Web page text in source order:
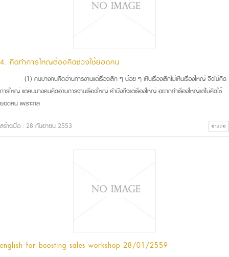
4. คิดทำการใหญ่ต้องคิดช่วงใช้ยอดคน
(1) คนบางคนคิดอ่านการงานแต่เรื่องเล็ก ๆ น้อย ๆ เห็นเรื่องเล็กไม่เห็นเรื่องใหญ่ จึงไม่คิด
การใหญ่ แต่คนบางคนคิดอ่านการงานเรื่องใหญ่ คำนึงถึงแต่เรื่องใหญ่ อยากทำเรื่องใหญ่แต่ไม่คิดใช้
ยอดคน เพราะกล
สร้างเมื่อ : 28 กันยายน 2553 อ่านต่อ
english for boosting sales workshop 28/01/2559